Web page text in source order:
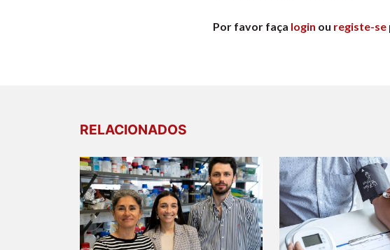
Por favor faça login ou registe-se
RELACIONADOS